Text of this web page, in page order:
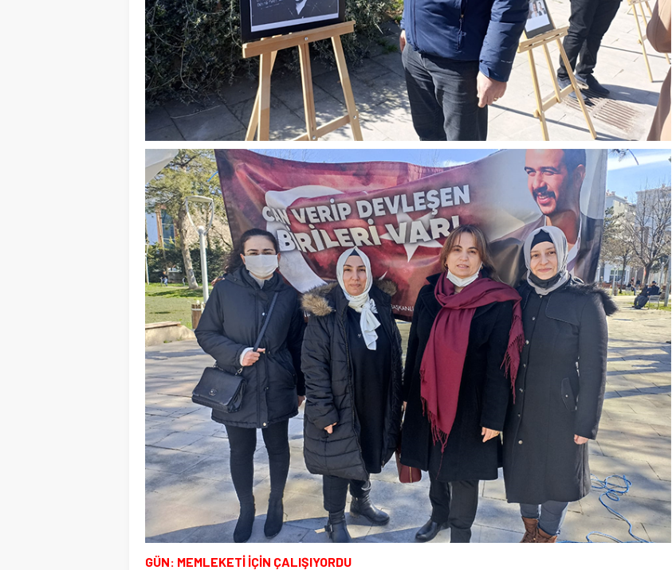
GÜN: MEMLEKETİ İÇİN ÇALIŞIYORDU